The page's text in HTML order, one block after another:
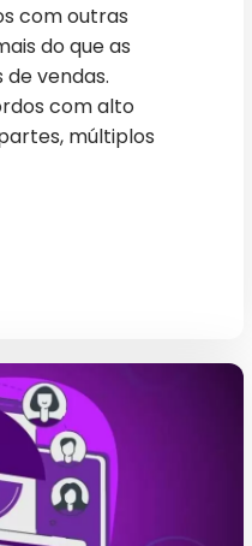
ESTRATÉGIAS B2B
ESTRATÉGIAS DE BRANDING
ESTRATÉGIAS DE BRANDING B2B
FRAUDES EM GOOGLE ADS
FUTURO MARKETING B2B
GERAÇÃO DE DEMANDA
GERAÇÕES
com outras
do que as
vendas.
com alto
múltiplos